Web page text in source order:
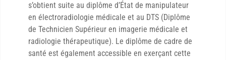
s’obtient suite au diplôme d’État de manipulateur
en électroradiologie médicale et au DTS (Diplôme
de Technicien Supérieur en imagerie médicale et
radiologie thérapeutique). Le diplôme de cadre de
santé est également accessible en exerçant cette